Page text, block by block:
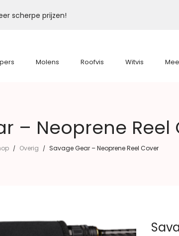
scherpe prijzen!
Molens Roofvis Witvis
– Neoprene Reel
/ Overig / Savage Gear – Neoprene Reel Cover